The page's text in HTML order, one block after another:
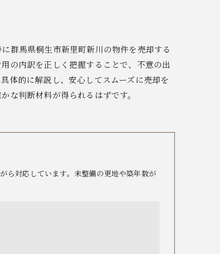
群馬県桐生市新里町新川の物件を売却する
の内訳を正しく把握することで、不意の出
体的に解説し、安心してスムーズに売却を
な判断材料が得られるはずです。
ら対応しています。未整備の更地や築年数が